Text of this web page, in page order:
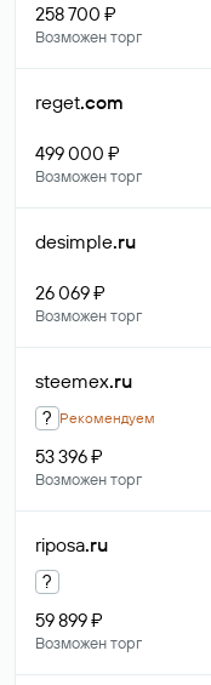
258 700 ₽
Возможен торг
reget.com
499 000 ₽
Возможен торг
desimple.ru
26 069 ₽
Возможен торг
steemex.ru
? Рекомендуем
53 396 ₽
Возможен торг
riposa.ru
?
59 899 ₽
Возможен торг